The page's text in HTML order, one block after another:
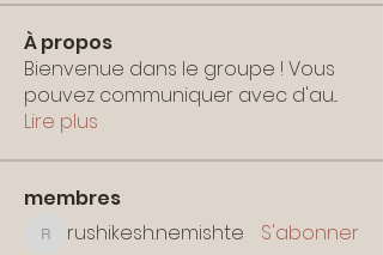
À propos
Bienvenue dans le groupe ! Vous
pouvez communiquer avec d'au...
Lire plus
membres
rushikesh.nemishte
rushikesh.nemishte S'abonner